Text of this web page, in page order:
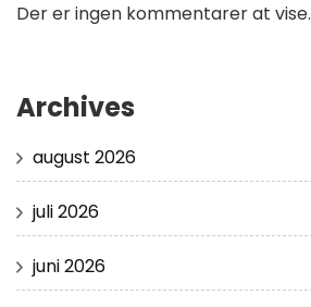
Der er ingen kommentarer at vise.
Archives
august 2026
juli 2026
juni 2026